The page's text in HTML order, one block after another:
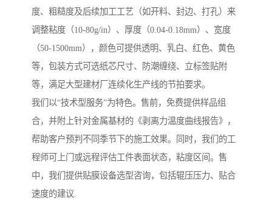
度、粗糙度及后续加工工艺（如开料、封边、打孔）来
调整粘度（10-80g/in）、厚度（0.04-0.18mm）、宽度
（50-1500mm），颜色可提供透明、乳白、红色、黄色
等，包装方式可选纸芯尺寸、防潮缠绕、立标签贴附
等，满足大型建材厂连续化生产线的节拍要求。
我们以“技术型服务”为特色。售前，免费提供样品组
合，并附上针对金属基材的《剥离力温度曲线报告》，
帮助客户预判不同季节下的施工效果。同时，我们的工
程师可上门或远程评估工件表面状态，粘度区间。售
中，我们提供贴膜设备选型咨询，包括辊压压力、贴合
速度的建议.